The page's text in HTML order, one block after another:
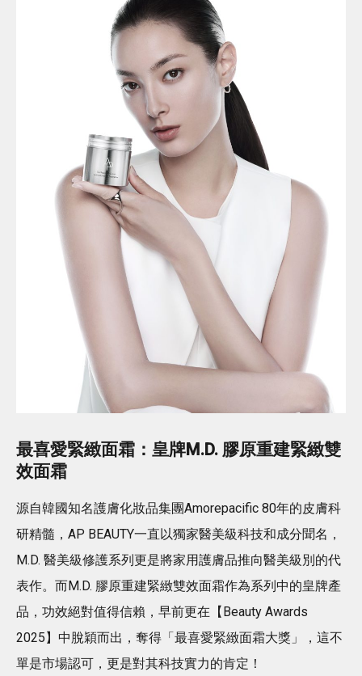
最喜愛緊緻面霜：皇牌M.D. 膠原重建緊緻雙
效面霜
源自韓國知名護膚化妝品集團Amorepacific 80年的皮膚科
研精髓，AP BEAUTY一直以獨家醫美級科技和成分聞名，
M.D. 醫美級修護系列更是將家用護膚品推向醫美級別的代
表作。而M.D. 膠原重建緊緻雙效面霜作為系列中的皇牌產
品，功效絕對值得信賴，早前更在【Beauty Awards
2025】中脫穎而出，奪得「最喜愛緊緻面霜大獎」，這不
單是市場認可，更是對其科技實力的肯定！